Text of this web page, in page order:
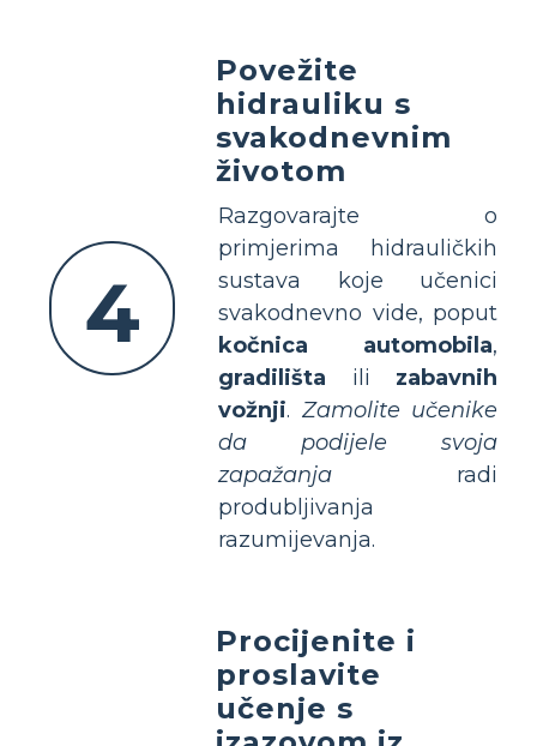
4
Povežite
hidrauliku s
svakodnevnim
životom
Razgovarajte o
primjerima hidrauličkih
sustava koje učenici
svakodnevno vide, poput
kočnica automobila,
gradilišta ili zabavnih
vožnji. Zamolite učenike
da podijele svoja
zapažanja radi
produbljivanja
razumijevanja.
Procijenite i
proslavite
učenje s